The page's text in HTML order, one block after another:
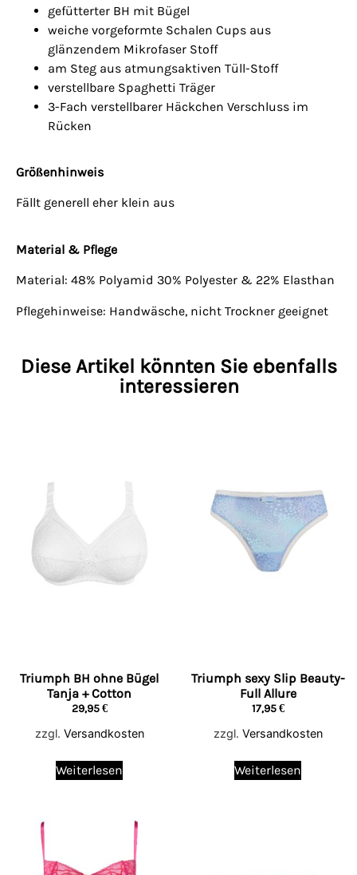
gefütterter BH mit Bügel
weiche vorgeformte Schalen Cups aus
glänzendem Mikrofaser Stoff
am Steg aus atmungsaktiven Tüll-Stoff
verstellbare Spaghetti Träger
3-Fach verstellbarer Häckchen Verschluss im
Rücken
Größenhinweis
Fällt generell eher klein aus
Material & Pflege
Material: 48% Polyamid 30% Polyester & 22% Elasthan
Pflegehinweise: Handwäsche, nicht Trockner geeignet
Diese Artikel könnten Sie ebenfalls
interessieren
Triumph BH ohne Bügel
Tanja + Cotton
29,95€
zzgl. Versandkosten
Weiterlesen
Triumph sexy Slip Beauty-
Full Allure
17,95€
zzgl. Versandkosten
Weiterlesen